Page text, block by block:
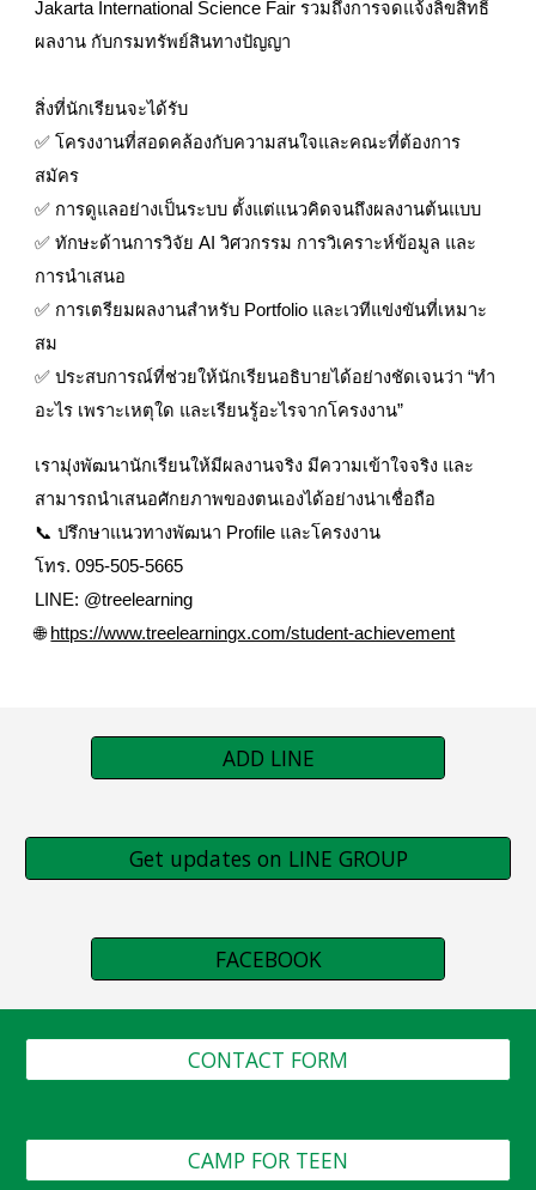
Jakarta International Science Fair รวมถึงการจดแจ้งลิขสิทธิ์
ผลงาน กับกรมทรัพย์สินทางปัญญา
สิ่งที่นักเรียนจะได้รับ
✅ โครงงานที่สอดคล้องกับความสนใจและคณะที่ต้องการ
สมัคร
✅ การดูแลอย่างเป็นระบบ ตั้งแต่แนวคิดจนถึงผลงานต้นแบบ
✅ ทักษะด้านการวิจัย AI วิศวกรรม การวิเคราะห์ข้อมูล และ
การนำเสนอ
✅ การเตรียมผลงานสำหรับ Portfolio และเวทีแข่งขันที่เหมาะ
สม
✅ ประสบการณ์ที่ช่วยให้นักเรียนอธิบายได้อย่างชัดเจนว่า “ทำ
อะไร เพราะเหตุใด และเรียนรู้อะไรจากโครงงาน”
เรามุ่งพัฒนานักเรียนให้มีผลงานจริง มีความเข้าใจจริง และ
สามารถนำเสนอศักยภาพของตนเองได้อย่างน่าเชื่อถือ
📞 ปรึกษาแนวทางพัฒนา Profile และโครงงาน
โทร. 095-505-5665
LINE: @treelearning
🌐 https://www.treelearningx.com/student-achievement
ADD LINE
Get updates on LINE GROUP
FACEBOOK
CONTACT FORM
CAMP FOR TEEN